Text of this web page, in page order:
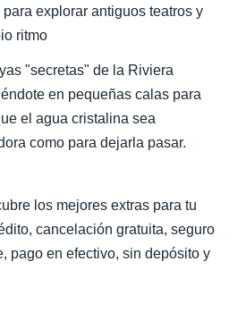
explorar antiguos teatros y
ritmo
"secretas" de la Riviera
en pequeñas calas para
el agua cristalina sea
como para dejarla pasar.
los mejores extras para tu
cancelación gratuita, seguro
pago en efectivo, sin depósito y